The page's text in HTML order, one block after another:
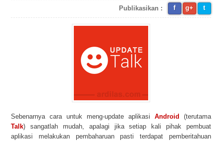
f g+ t
Publikasikan :
Sebenarnya cara untuk meng-update aplikasi Android
(terutama
Talk) sangatlah mudah, apalagi jika setiap kali pihak pembuat
aplikasi melakukan pembaharuan pasti terdapat pemberitahuan